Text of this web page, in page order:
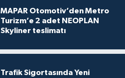
MAPAR Otomotiv’den Metro
Turizm’e 2 adet NEOPLAN
Skyliner teslimatı
Trafik Sigortasında Yeni